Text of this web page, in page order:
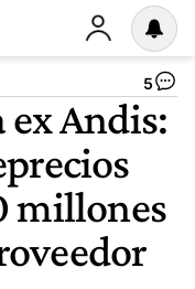
5
Andis:
millones